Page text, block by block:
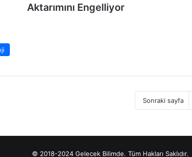
Aktarımını Engelliyor
Sonraki sayfa
© 2018-2024 Gelecek Bilimde. Tüm Hakları Saklıdır.